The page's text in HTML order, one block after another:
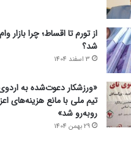
از تورم تا اقساط؛ چرا بازار
شد؟
3 اسفند 1404
«ورزشکار دعوت‌شده به
تیم ملی با مانع هزینه‌های
روبه‌رو شد»
29 بهمن 1404